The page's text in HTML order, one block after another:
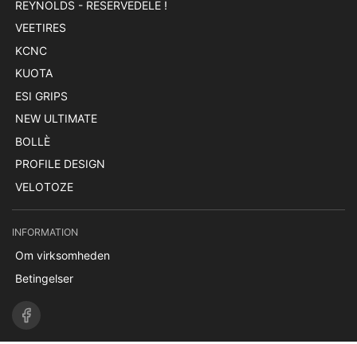
REYNOLDS - RESERVEDELE !
VEETIRES
KCNC
KUOTA
ESI GRIPS
NEW ULTIMATE
BOLLÈ
PROFILE DESIGN
VELOTOZE
INFORMATION
Om virksomheden
Betingelser